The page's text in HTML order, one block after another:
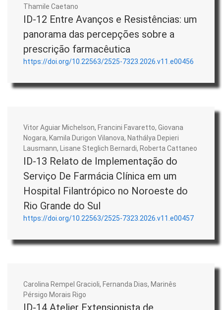
Thamile Caetano
ID-12 Entre Avanços e Resistências: um
panorama das percepções sobre a
prescrição farmacêutica
https://doi.org/10.22563/2525-7323.2026.v11.e00456
Vitor Aguiar Michelson, Francini Favaretto, Giovana
Nogara, Kamila Durigon Vilanova, Nathálya Depieri
Lausmann, Lisane Steglich Bernardi, Roberta Cattaneo
ID-13 Relato de Implementação do
Serviço De Farmácia Clínica em um
Hospital Filantrópico no Noroeste do
Rio Grande do Sul
https://doi.org/10.22563/2525-7323.2026.v11.e00457
Carolina Rempel Gracioli, Fernanda Dias, Marinês
Pérsigo Morais Rigo
ID-14 Atelier Extensionista de